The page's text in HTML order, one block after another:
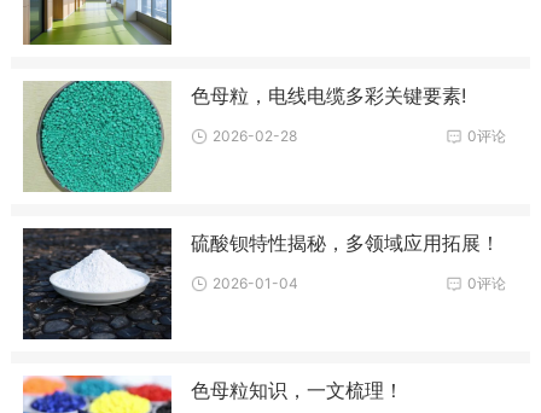
色母粒，电线电缆多彩关键要素!
0评论
2026-02-28
硫酸钡特性揭秘，多领域应用拓展！
0评论
2026-01-04
色母粒知识，一文梳理！